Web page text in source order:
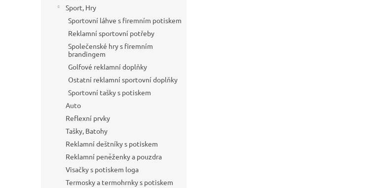
Sport, Hry
Sportovní láhve s firemním potiskem
Reklamní sportovní potřeby
Společenské hry s firemním
brandingem
Golfové reklamní doplňky
Ostatní reklamní sportovní doplňky
Sportovní tašky s potiskem
Auto
Reflexní prvky
Tašky, Batohy
Reklamní deštníky s potiskem
Reklamní peněženky a pouzdra
Visačky s potiskem loga
Termosky a termohrnky s potiskem